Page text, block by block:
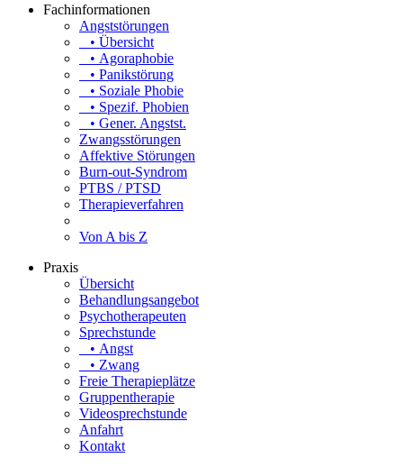
Fachinformationen
Angststörungen
• Übersicht
• Agoraphobie
• Panikstörung
• Soziale Phobie
• Spezif. Phobien
• Gener. Angstst.
Zwangsstörungen
Affektive Störungen
Burn-out-Syndrom
PTBS / PTSD
Therapieverfahren
Von A bis Z
Praxis
Übersicht
Behandlungsangebot
Psychotherapeuten
Sprechstunde
• Angst
• Zwang
Freie Therapieplätze
Gruppentherapie
Videosprechstunde
Anfahrt
Kontakt